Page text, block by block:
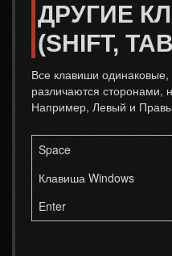
ДРУГИЕ
(SHIFT,
Все клавиши
различаются сторонами,
Например, Левый и
Space
Клавиша Windows
Enter